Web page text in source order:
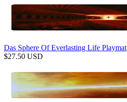
Das Sphere Of Everlasting Life Playmat
$27.50 USD